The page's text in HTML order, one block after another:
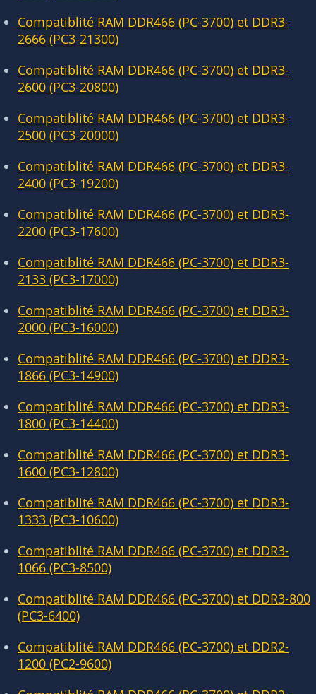
Compatiblité RAM DDR466 (PC-3700) et DDR3-
2666 (PC3-21300)
Compatiblité RAM DDR466 (PC-3700) et DDR3-
2600 (PC3-20800)
Compatiblité RAM DDR466 (PC-3700) et DDR3-
2500 (PC3-20000)
Compatiblité RAM DDR466 (PC-3700) et DDR3-
2400 (PC3-19200)
Compatiblité RAM DDR466 (PC-3700) et DDR3-
2200 (PC3-17600)
Compatiblité RAM DDR466 (PC-3700) et DDR3-
2133 (PC3-17000)
Compatiblité RAM DDR466 (PC-3700) et DDR3-
2000 (PC3-16000)
Compatiblité RAM DDR466 (PC-3700) et DDR3-
1866 (PC3-14900)
Compatiblité RAM DDR466 (PC-3700) et DDR3-
1800 (PC3-14400)
Compatiblité RAM DDR466 (PC-3700) et DDR3-
1600 (PC3-12800)
Compatiblité RAM DDR466 (PC-3700) et DDR3-
1333 (PC3-10600)
Compatiblité RAM DDR466 (PC-3700) et DDR3-
1066 (PC3-8500)
Compatiblité RAM DDR466 (PC-3700) et DDR3-800
(PC3-6400)
Compatiblité RAM DDR466 (PC-3700) et DDR2-
1200 (PC2-9600)